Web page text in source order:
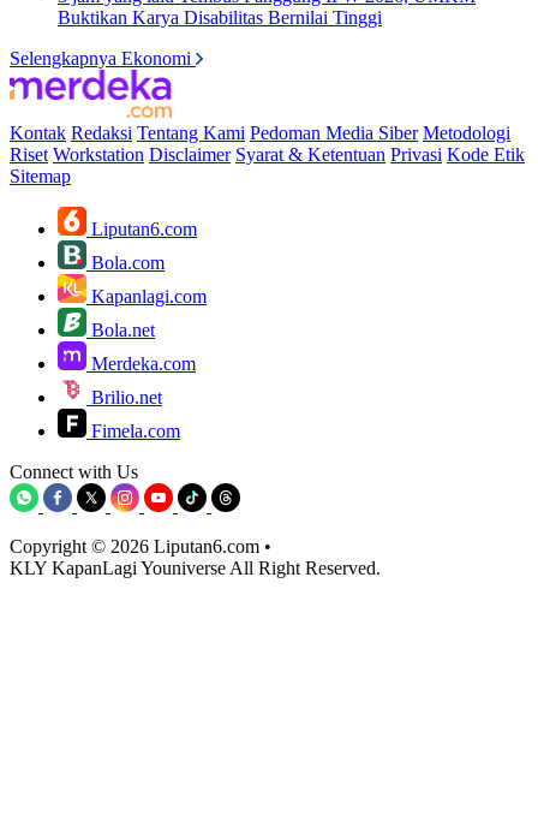
Buktikan Karya Disabilitas Bernilai Tinggi
Selengkapnya Ekonomi
Kontak Redaksi Tentang Kami Pedoman Media Siber Metodologi
Riset Workstation Disclaimer Syarat & Ketentuan Privasi Kode Etik
Sitemap
Liputan6.com
Bola.com
Kapanlagi.com
Bola.net
Merdeka.com
Brilio.net
Fimela.com
Connect with Us
Copyright © 2026 Liputan6.com •
KLY KapanLagi Youniverse All Right Reserved.